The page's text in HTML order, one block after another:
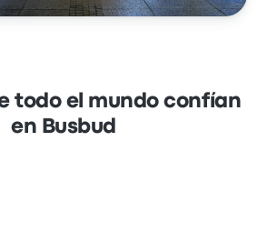
todo el mundo confían
en Busbud